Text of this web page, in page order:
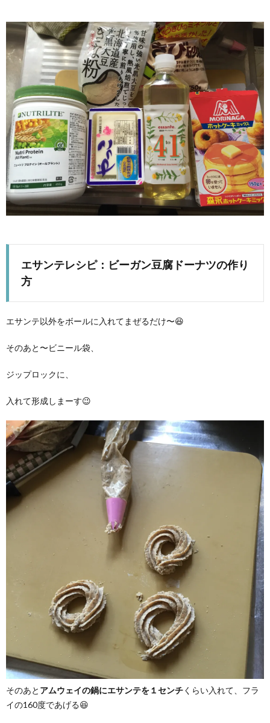
エサンテレシピ：ビーガン豆腐ドーナツの作り
方
エサンテ以外をボールに入れてまぜるだけ〜😆
そのあと〜ビニール袋、
ジップロックに、
入れて形成しまーす😉
そのあと アムウェイの鍋にエサンテを１センチくらい入れて、フラ
イの160度であげる😆